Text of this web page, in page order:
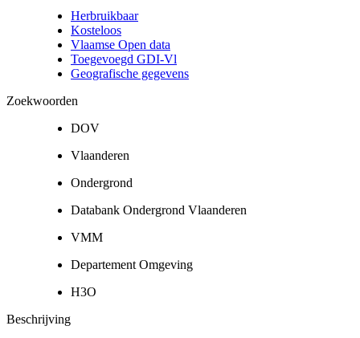
Herbruikbaar
Kosteloos
Vlaamse Open data
Toegevoegd GDI-Vl
Geografische gegevens
Zoekwoorden
DOV
Vlaanderen
Ondergrond
Databank Ondergrond Vlaanderen
VMM
Departement Omgeving
H3O
Beschrijving